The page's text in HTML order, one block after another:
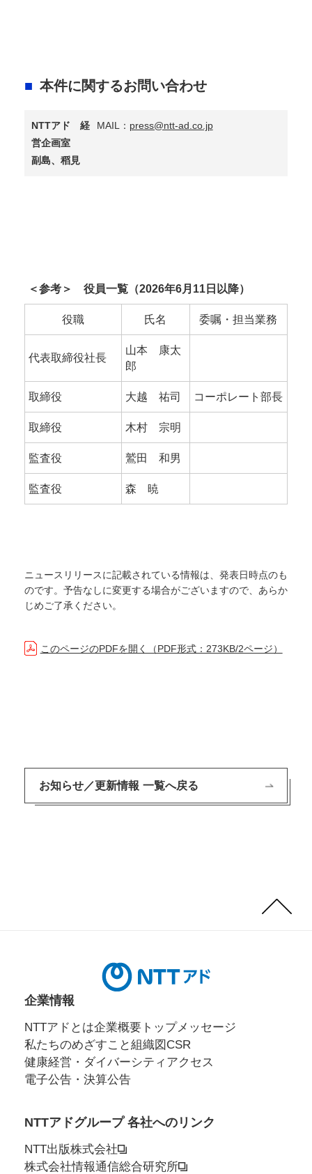
本件に関するお問い合わせ
NTTアド 経
営企画室
副島、稻見
MAIL： press@ntt-ad.co.jp
＜参考＞ 役員一覧（2026年6月11日以降）
役職 氏名 委嘱・担当業務
代表取締役社長
山本 康太
郎
取締役 大越 祐司 コーポレート部長
取締役 木村 宗明
監査役 鷲田 和男
監査役 森 暁
ニュースリリースに記載されている情報は、発表日時点のも
のです。予告なしに変更する場合がございますので、あらか
じめご了承ください。
このページのPDFを開く（PDF形式：273KB/2ページ）
お知らせ／更新情報 一覧へ戻る
企業情報
NTTアドとは企業概要トップメッセージ
私たちのめざすこと組織図 CSR
健康経営・ダイバーシティ アクセス
電子公告・決算公告
NTTアドグループ 各社へのリンク
NTT出版株式会社
株式会社情報通信総合研究所